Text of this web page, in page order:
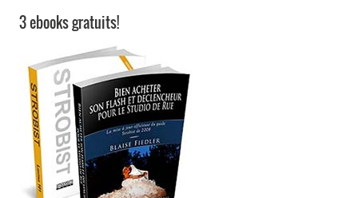
3 ebooks gratuits!